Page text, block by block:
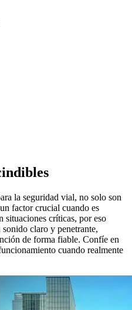
la seguridad vial, no solo son
factor crucial cuando es
situaciones críticas, por eso
claro y penetrante,
de forma fiable. Confíe en
cuando realmente